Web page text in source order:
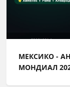
МЕКСИКО -
МОНДИАЛ